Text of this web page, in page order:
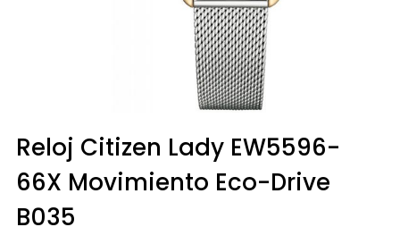
Reloj Citizen Lady EW5596-
66X Movimiento Eco-Drive
B035